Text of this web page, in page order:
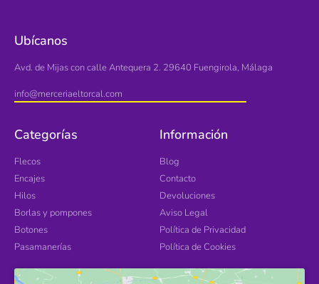
Ubícanos
Avd. de Mijas con calle Antequera 2. 29640 Fuengirola, Málaga
info@merceriaeltorcal.com
Categorías
Flecos
Encajes
Hilos
Borlas y pompones
Botones
Pasamanerías
Información
Blog
Contacto
Devoluciones
Aviso Legal
Política de Privacidad
Política de Cookies